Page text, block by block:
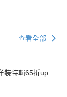
查看全部
裝特輯65折up